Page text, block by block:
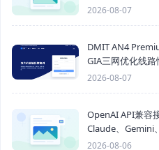
2026-08-07
DMIT AN4
GIA三网优化线
2026-08-07
OpenAI API兼容
Claude、Gemini
2026-08-06